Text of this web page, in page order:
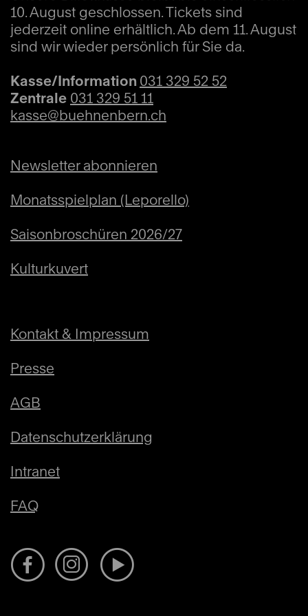
Wolfgang Amadeus Mozart (1756 – 1791)
Konzert für Klavier und Orchester d-Moll KV
466 (1785) (32')
Gustav Mahler (1860 – 1911)
Symphonie Nr. 5 cis-Moll (1901 – 04, rev.
10. August geschlossen. Tickets sind
jederzeit online erhältlich. Ab dem 11. August
sind wir wieder persönlich für Sie da.
Kasse/Information 031 329 52 52
Zentrale 031 329 51 11
kasse@buehnenbern.ch
Newsletter abonnieren
Monatsspielplan (Leporello)
Saisonbroschüren 2026/27
Kulturkuvert
Kontakt & Impressum
Presse
AGB
Datenschutzerklärung
Intranet
FAQ